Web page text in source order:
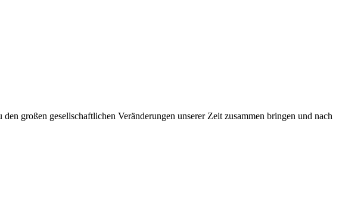
großen gesellschaftlichen Veränderungen unserer Zeit zusammen bringen und nach